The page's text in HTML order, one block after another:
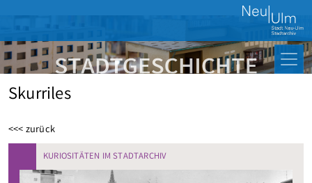
Skurriles
<<< zurück
KURIOSITÄTEN IM STADTARCHIV